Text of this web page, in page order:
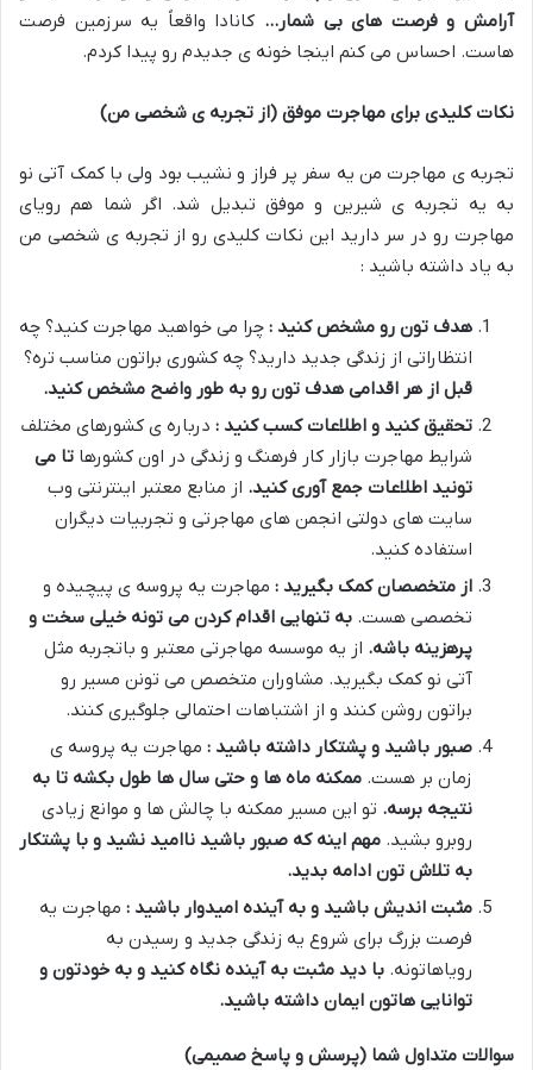
آرامش و فرصت های بی شمار… کانادا واقعاً یه سرزمین فرصت
هاست. احساس می کنم اینجا خونه ی جدیدم رو پیدا کردم.
نکات کلیدی برای مهاجرت موفق (از تجربه ی شخصی من)
تجربه ی مهاجرت من یه سفر پر فراز و نشیب بود ولی با کمک آتی نو
به یه تجربه ی شیرین و موفق تبدیل شد. اگر شما هم رویای
مهاجرت رو در سر دارید این نکات کلیدی رو از تجربه ی شخصی من
به یاد داشته باشید :
هدف تون رو مشخص کنید : چرا می خواهید مهاجرت کنید؟ چه
انتظاراتی از زندگی جدید دارید؟ چه کشوری براتون مناسب تره؟
قبل از هر اقدامی هدف تون رو به طور واضح مشخص کنید.
تحقیق کنید و اطلاعات کسب کنید : درباره ی کشورهای مختلف
شرایط مهاجرت بازار کار فرهنگ و زندگی در اون کشورها تا می
تونید اطلاعات جمع آوری کنید. از منابع معتبر اینترنتی وب
سایت های دولتی انجمن های مهاجرتی و تجربیات دیگران
استفاده کنید.
از متخصصان کمک بگیرید : مهاجرت یه پروسه ی پیچیده و
تخصصی هست. به تنهایی اقدام کردن می تونه خیلی سخت و
پرهزینه باشه. از یه موسسه مهاجرتی معتبر و باتجربه مثل
آتی نو کمک بگیرید. مشاوران متخصص می تونن مسیر رو
براتون روشن کنند و از اشتباهات احتمالی جلوگیری کنند.
صبور باشید و پشتکار داشته باشید : مهاجرت یه پروسه ی
زمان بر هست. ممکنه ماه ها و حتی سال ها طول بکشه تا به
نتیجه برسه. تو این مسیر ممکنه با چالش ها و موانع زیادی
روبرو بشید. مهم اینه که صبور باشید ناامید نشید و با پشتکار
به تلاش تون ادامه بدید.
مثبت اندیش باشید و به آینده امیدوار باشید : مهاجرت یه
فرصت بزرگ برای شروع یه زندگی جدید و رسیدن به
رویاهاتونه. با دید مثبت به آینده نگاه کنید و به خودتون و
توانایی هاتون ایمان داشته باشید.
سوالات متداول شما (پرسش و پاسخ صمیمی)